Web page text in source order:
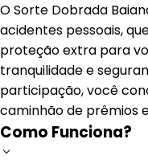
O Sorte Dobrada
acidentes pessoais,
proteção extra para
tranquilidade e
participação, você
caminhão de prêmios
Como Funciona?